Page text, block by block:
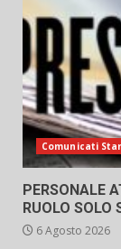
Comunicati
PERSONALE
RUOLO SOLO
6 Agosto 2026